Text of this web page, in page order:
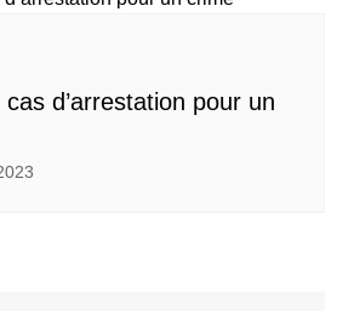
d’arrestation pour un